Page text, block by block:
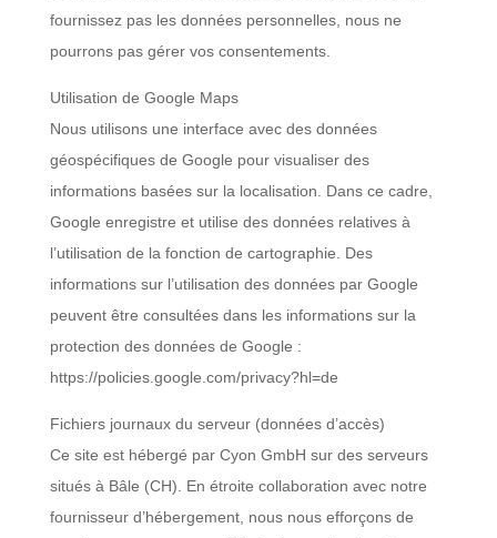
fournissez pas les données personnelles, nous ne
pourrons pas gérer vos consentements.
Utilisation de Google Maps
Nous utilisons une interface avec des données
géospécifiques de Google pour visualiser des
informations basées sur la localisation. Dans ce cadre,
Google enregistre et utilise des données relatives à
l’utilisation de la fonction de cartographie. Des
informations sur l’utilisation des données par Google
peuvent être consultées dans les informations sur la
protection des données de Google :
https://policies.google.com/privacy?hl=de
Fichiers journaux du serveur (données d’accès)
Ce site est hébergé par Cyon GmbH sur des serveurs
situés à Bâle (CH). En étroite collaboration avec notre
fournisseur d’hébergement, nous nous efforçons de